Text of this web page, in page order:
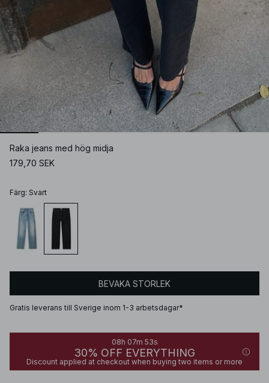
Raka jeans med hög midja
179,70 SEK
Färg: Svart
BEVAKA STORLEK
Gratis leverans till Sverige inom 1-3 arbetsdagar*
08h 07m 53s
30% OFF EVERYTHING
Discount applied at checkout when buying two items or more